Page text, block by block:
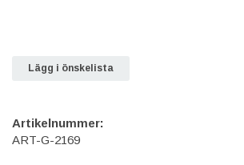
Lägg i önskelista
Artikelnummer:
ART-G-2169